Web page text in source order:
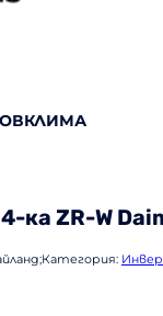
ка ZR-W
Категория: